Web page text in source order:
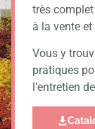
très
à la vente
Vous y
pratiques
l’entretien